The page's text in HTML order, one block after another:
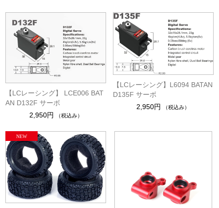
【LCレーシング】 LCE006 BAT
AN D132F サーボ
2,950円
（税込み）
【LCレーシング】L6094 BATAN
D135F サーボ
2,950円
（税込み）